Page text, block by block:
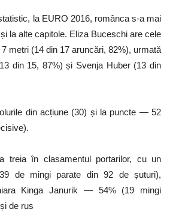
la EURO 2016, românca s-a mai
la alte capitole. Eliza Buceschi are cele
metri (14 din 17 aruncări, 82%), urmată
din 15, 87%) și Svenja Huber (13 din
din acțiune (30) și la puncte — 52
treia în clasamentul portarilor, cu un
de mingi parate din 92 de șuturi),
Kinga Janurik — 54% (19 mingi
de rus